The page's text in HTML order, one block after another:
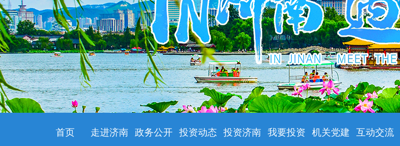
首页 走进济南 政务公开 投资动态 投资济南 我要投资 机关党建 互动交流